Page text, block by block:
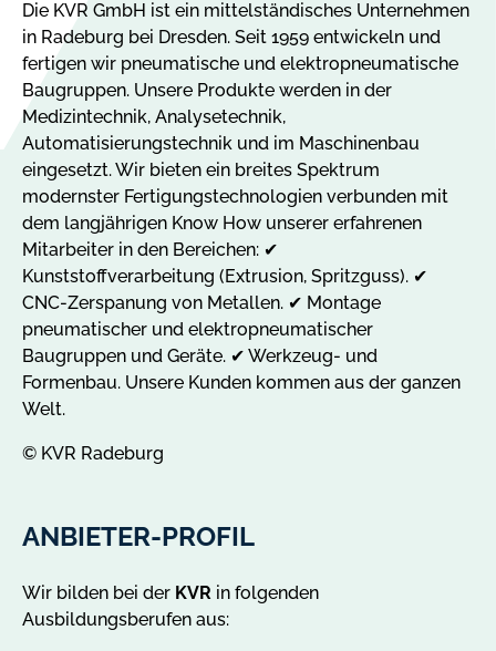
Die KVR GmbH ist ein mittelständisches Unternehmen
in Radeburg bei Dresden. Seit 1959 entwickeln und
fertigen wir pneumatische und elektropneumatische
Baugruppen. Unsere Produkte werden in der
Medizintechnik, Analysetechnik,
Automatisierungstechnik und im Maschinenbau
eingesetzt. Wir bieten ein breites Spektrum
modernster Fertigungstechnologien verbunden mit
dem langjährigen Know How unserer erfahrenen
Mitarbeiter in den Bereichen: ✔
Kunststoffverarbeitung (Extrusion, Spritzguss). ✔
CNC-Zerspanung von Metallen. ✔ Montage
pneumatischer und elektropneumatischer
Baugruppen und Geräte. ✔ Werkzeug- und
Formenbau. Unsere Kunden kommen aus der ganzen
Welt.
© KVR Radeburg
ANBIETER-PROFIL
Wir bilden bei der KVR in folgenden
Ausbildungsberufen aus: